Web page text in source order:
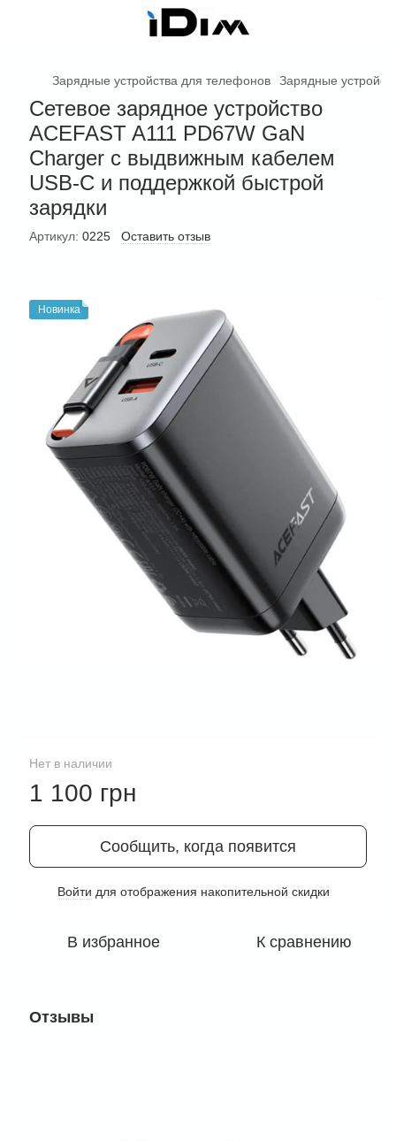
Зарядные устройства для телефонов Зарядные
Сетевое зарядное устройство
ACEFAST A111 PD67W GaN
Charger с выдвижным кабелем
USB-C и поддержкой быстрой
зарядки
Артикул: 0225 Оставить отзыв
Новинка
Нет в наличии
1 100 грн
Сообщить, когда появится
Войти для отображения накопительной скидки
В избранное К сравнению
Отзывы